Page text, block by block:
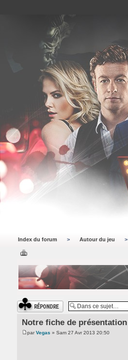
Index du forum > Autour du jeu >
Répondre
Notre fiche de présentation
parVegas » Sam 27 Avr 2013 20:50